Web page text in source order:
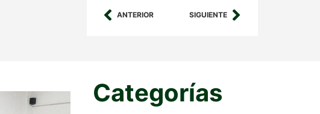
ANTERIOR SIGUIENTE
Categorías